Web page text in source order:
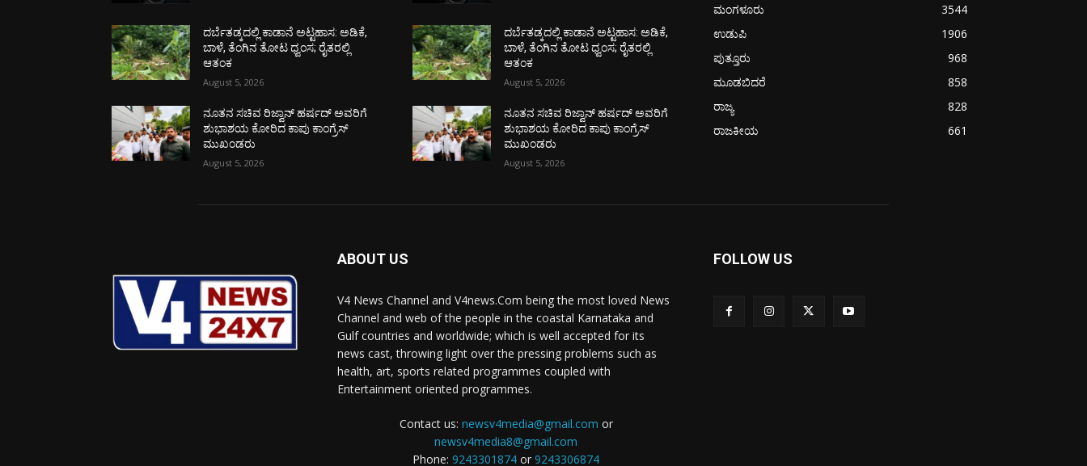
ದರ್ಬೆತಡ್ಕದಲ್ಲಿ ಕಾಡಾನೆ ಅಟ್ಟಹಾಸ: ಅಡಿಕೆ,
ಬಾಳೆ, ತೆಂಗಿನ ತೋಟ ಧ್ವಂಸ; ರೈತರಲ್ಲಿ
ಆತಂಕ
August 5, 2026
ನೂತನ ಸಚಿವ ರಿಜ್ವಾನ್ ಹರ್ಷದ್ ಅವರಿಗೆ
ಶುಭಾಶಯ ಕೋರಿದ ಕಾಪು ಕಾಂಗ್ರೆಸ್
ಮುಖಂಡರು
August 5, 2026
ದರ್ಬೆತಡ್ಕದಲ್ಲಿ ಕಾಡಾನೆ ಅಟ್ಟಹಾಸ: ಅಡಿಕೆ,
ಬಾಳೆ, ತೆಂಗಿನ ತೋಟ ಧ್ವಂಸ; ರೈತರಲ್ಲಿ
ಆತಂಕ
August 5, 2026
ನೂತನ ಸಚಿವ ರಿಜ್ವಾನ್ ಹರ್ಷದ್ ಅವರಿಗೆ
ಶುಭಾಶಯ ಕೋರಿದ ಕಾಪು ಕಾಂಗ್ರೆಸ್
ಮುಖಂಡರು
August 5, 2026
ಮಂಗಳೂರು
3544
ಉಡುಪಿ
1906
ಪುತ್ತೂರು
968
ಮೂಡಬಿದರೆ
858
ರಾಜ್ಯ
828
ರಾಜಕೀಯ
661
ABOUT US
V4 News Channel and V4news.Com being the most loved News
Channel and web of the people in the coastal Karnataka and
Gulf countries and worldwide; which is well accepted for its
news cast, throwing light over the pressing problems such as
health, art, sports related programmes coupled with
Entertainment oriented programmes.
Contact us: newsv4media@gmail.com or
newsv4media8@gmail.com
Phone: 9243301874 or 9243306874
FOLLOW US